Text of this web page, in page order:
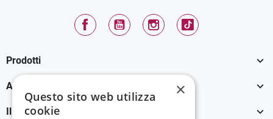
FacebookYouTube InstagramTikTok
Prodotti 
Assistenza Clienti 
Il tuo account 
×
Questo sito web utilizza
cookie